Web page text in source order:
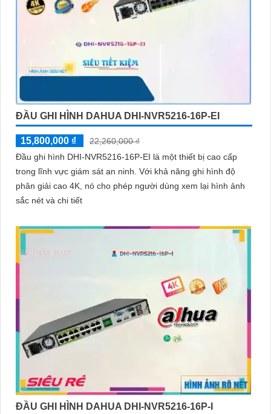
ĐẦU GHI HÌNH DAHUA DHI-NVR5216-16P-EI
15,800,000 ₫
22,260,000 ₫
Đầu ghi hình DHI-NVR5216-16P-EI là một thiết bị cao cấp
trong lĩnh vực giám sát an ninh. Với khả năng ghi hình độ
phân giải cao 4K, nó cho phép người dùng xem lại hình ảnh
sắc nét và chi tiết
ĐẦU GHI HÌNH DAHUA DHI-NVR5216-16P-I